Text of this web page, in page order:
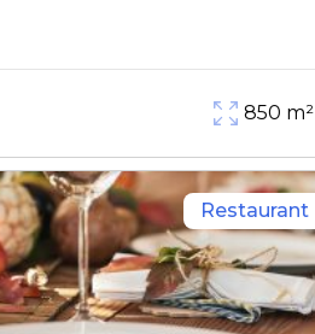
850 m²
Restaurant